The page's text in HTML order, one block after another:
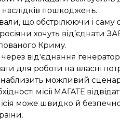
наслідків пошкоджень.
, що обстрілюючи і саму
хочуть від’єднати
Криму.
від'єднання
для роботи на власні
можливий
місії МАГАТЕ
може швидко й